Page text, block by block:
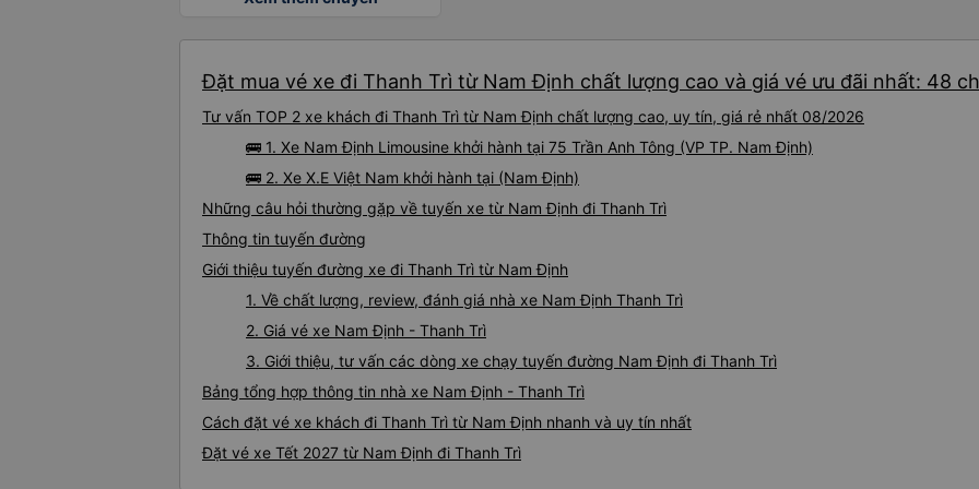
Đặt mua vé xe đi Thanh Trì từ Nam Định chất lượng cao và giá vé ưu đãi nhất: 48
Tư vấn TOP 2 xe khách đi Thanh Trì từ Nam Định chất lượng cao, uy tín, giá rẻ nhất 08/2026
🚌 1. Xe Nam Định Limousine khởi hành tại 75 Trần Anh Tông (VP TP. Nam Định)
🚌 2. Xe X.E Việt Nam khởi hành tại (Nam Định)
Những câu hỏi thường gặp về tuyến xe từ Nam Định đi Thanh Trì
Thông tin tuyến đường
Giới thiệu tuyến đường xe đi Thanh Trì từ Nam Định
1. Về chất lượng, review, đánh giá nhà xe Nam Định Thanh Trì
2. Giá vé xe Nam Định - Thanh Trì
3. Giới thiệu, tư vấn các dòng xe chạy tuyến đường Nam Định đi Thanh Trì
Bảng tổng hợp thông tin nhà xe Nam Định - Thanh Trì
Cách đặt vé xe khách đi Thanh Trì từ Nam Định nhanh và uy tín nhất
Đặt vé xe Tết 2027 từ Nam Định đi Thanh Trì